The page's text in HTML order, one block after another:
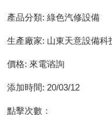
產品分類: 綠色汽修設備
生產廠家: 山東天意設備科
價格: 來電谘詢
添加時間: 20/03/12
點擊次數：